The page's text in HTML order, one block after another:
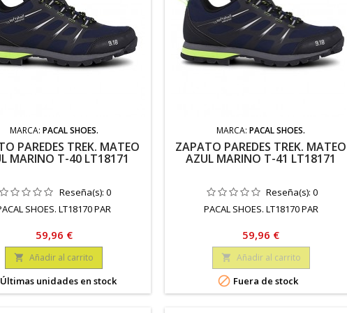
MARCA: PACAL SHOES.
PAREDES TREK. MATEO
MARINO T-40 LT18171
Reseña(s): 0
SHOES. LT18170 PAR
Precio
59,96 €
 Añadir al carrito
unidades en stock
MARCA:PACAL SHOES.
ZAPATO PAREDES TREK. MATEO
AZUL MARINO T-41 LT18171
Reseña(s):0
PACAL SHOES. LT18170 PAR
Precio
59,96 €
 Añadir al carrito
 Fuera de stock